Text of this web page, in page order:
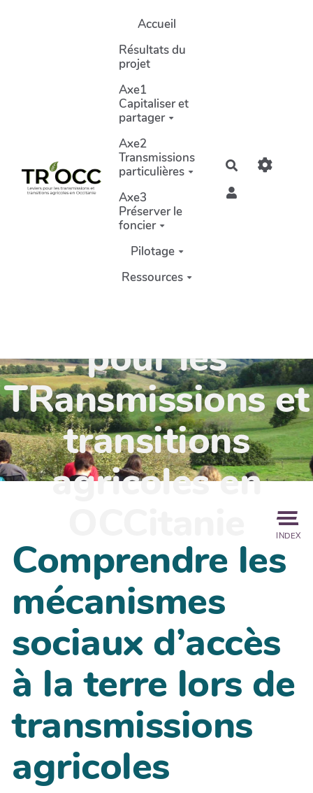
Aller au contenu principalAccueil
Résultats du
projet
Axe1
Capitaliser et
partager
Axe2
Transmissions
particulières
Axe3
Préserver le
foncier
Pilotage
Ressources
Rechercher
pour les
TRansmissions et
transitions
agricoles en
INDEX
Comprendre les
mécanismes
sociaux d’accès
à la terre lors de
transmissions
agricoles